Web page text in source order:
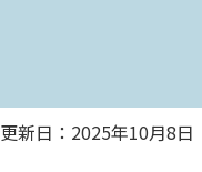
更新日：2025年10月8日